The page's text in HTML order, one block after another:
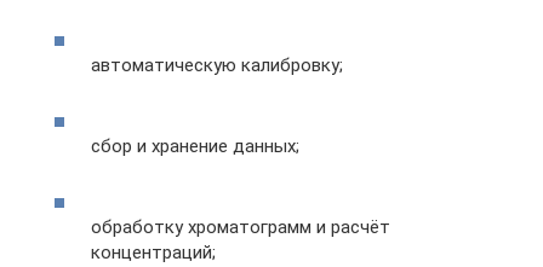
автоматическую калибровку;
сбор и хранение данных;
обработку хроматограмм и расчёт
концентраций;